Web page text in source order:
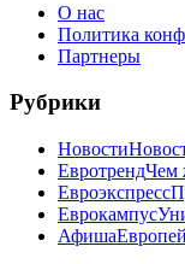
О нас
Политика
Партнеры
Рубрики
Новости
ЕвротрендЧем
Евроэкспресс
Еврокампус
Афиша